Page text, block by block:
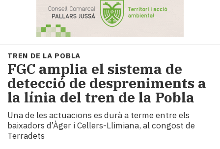
Societat
Política
i
municipis
Economia
turisme
Cultura
TREN DE LA POBLA
FGC amplia el sistema de
detecció de despreniments a
la línia del tren de la Pobla
Una de les actuacions es durà a terme entre els
baixadors d’Àger i Cellers-Llimiana, al congost de
Terradets